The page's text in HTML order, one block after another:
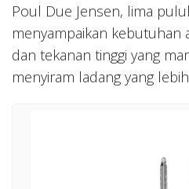
Poul Due Jensen, lima
menyampaikan kebutuhan
dan tekanan tinggi yang
menyiram ladang yang